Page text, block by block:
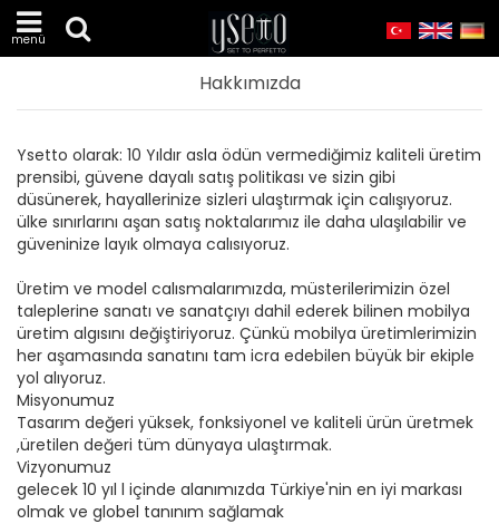
menü
Hakkımızda
Ysetto olarak: 10 Yıldır asla ödün vermediğimiz kaliteli üretim
prensibi, güvene dayalı satış politikası ve sizin gibi
düsünerek, hayallerinize sizleri ulaştırmak için calışıyoruz.
ülke sınırlarını aşan satış noktalarımız ile daha ulaşılabilir ve
güveninize layık olmaya calısıyoruz.
Üretim ve model calısmalarımızda, müsterilerimizin özel
taleplerine sanatı ve sanatçıyı dahil ederek bilinen mobilya
üretim algısını değiştiriyoruz. Çünkü mobilya üretimlerimizin
her aşamasında sanatını tam icra edebilen büyük bir ekiple
yol alıyoruz.
Misyonumuz
Tasarım değeri yüksek, fonksiyonel ve kaliteli ürün üretmek
,üretilen değeri tüm dünyaya ulaştırmak.
Vizyonumuz
gelecek 10 yıl l içinde alanımızda Türkiye'nin en iyi markası
olmak ve globel tanınım sağlamak